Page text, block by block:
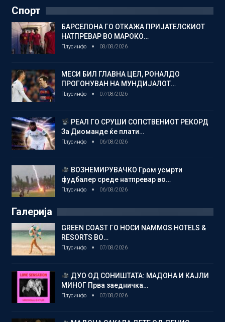
Спорт
БАРСЕЛОНА ГО ОТКАЖА ПРИЈАТЕЛСКИОТ
НАТПРЕВАР ВО МАРОКО…
Плусинфо 08/08/2026
МЕСИ БИЛ ГЛАВНА ЦЕЛ, РОНАЛДО
ПРОГОНУВАН НА МУНДИЈАЛОТ…
Плусинфо 07/08/2026
РЕАЛ ГО СРУШИ СОПСТВЕНИОТ РЕКОРД
За Диоманде ќе плати…
Плусинфо 06/08/2026
ВОЗНЕМИРУВАЧКО Гром усмрти
фудбалер среде натпревар во…
Плусинфо 06/08/2026
Галерија
GREEN COAST ГО НОСИ NAMMOS HOTELS &
RESORTS ВО…
Плусинфо 07/08/2026
ДУО ОД СОНИШТАТА: МАДОНА И КАЈЛИ
МИНОГ Прва заедничка…
Плусинфо 07/08/2026